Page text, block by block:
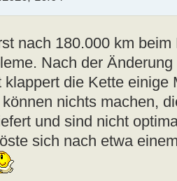
nach 180.000 km
Nach der
klappert die Kette einige
nichts machen,
und sind nicht
sich nach etwa